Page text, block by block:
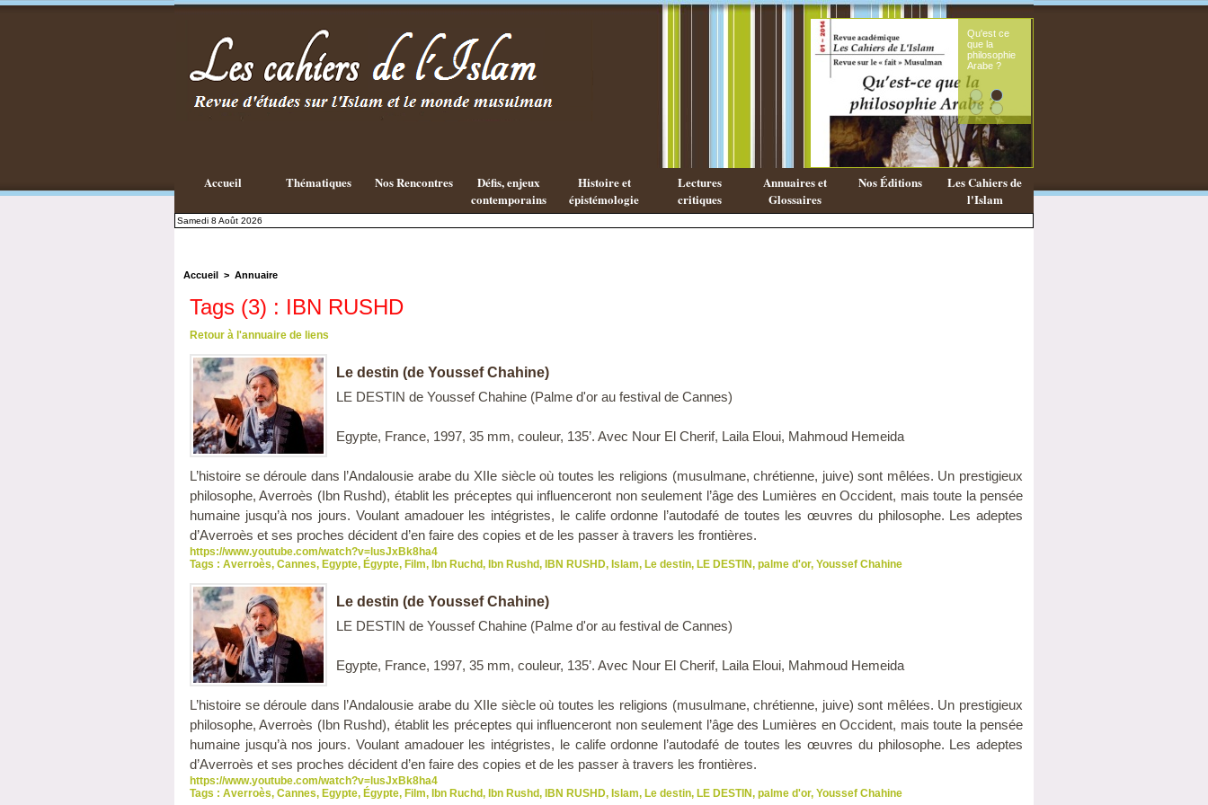
Islamique ?
Qu'est ce
que la
philosophie
Arabe ?
Accueil Thématiques Nos Rencontres
Défis, enjeux
contemporains
Histoire et
épistémologie
Lectures
critiques
Annuaires et
Glossaires
Nos Éditions
Les Cahiers de
l'Islam
Samedi 8 Août 2026
Accueil > Annuaire
Tags (3) : IBN RUSHD
Retour à l'annuaire de liens
Le destin (de Youssef Chahine)
LE DESTIN de Youssef Chahine (Palme d'or au festival de Cannes)
Egypte, France, 1997, 35 mm, couleur, 135’. Avec Nour El Cherif, Laila Eloui, Mahmoud Hemeida
L’histoire se déroule dans l’Andalousie arabe du XIIe siècle où toutes les religions (musulmane, chrétienne, juive) sont mêlées. Un prestigieux
philosophe, Averroès (Ibn Rushd), établit les préceptes qui influenceront non seulement l’âge des Lumières en Occident, mais toute la pensée
humaine jusqu’à nos jours. Voulant amadouer les intégristes, le calife ordonne l’autodafé de toutes les œuvres du philosophe. Les adeptes
d’Averroès et ses proches décident d’en faire des copies et de les passer à travers les frontières.
https://www.youtube.com/watch?v=lusJxBk8ha4
Tags : Averroès, Cannes, Egypte, Égypte, Film, Ibn Ruchd, Ibn Rushd, IBN RUSHD, Islam, Le destin, LE DESTIN, palme d'or, Youssef Chahine
Le destin (de Youssef Chahine)
LE DESTIN de Youssef Chahine (Palme d'or au festival de Cannes)
Egypte, France, 1997, 35 mm, couleur, 135’. Avec Nour El Cherif, Laila Eloui, Mahmoud Hemeida
L’histoire se déroule dans l’Andalousie arabe du XIIe siècle où toutes les religions (musulmane, chrétienne, juive) sont mêlées. Un prestigieux
philosophe, Averroès (Ibn Rushd), établit les préceptes qui influenceront non seulement l’âge des Lumières en Occident, mais toute la pensée
humaine jusqu’à nos jours. Voulant amadouer les intégristes, le calife ordonne l’autodafé de toutes les œuvres du philosophe. Les adeptes
d’Averroès et ses proches décident d’en faire des copies et de les passer à travers les frontières.
https://www.youtube.com/watch?v=lusJxBk8ha4
Tags : Averroès, Cannes, Egypte, Égypte, Film, Ibn Ruchd, Ibn Rushd, IBN RUSHD, Islam, Le destin, LE DESTIN, palme d'or, Youssef Chahine